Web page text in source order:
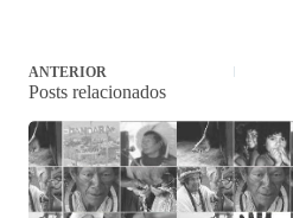
ANTERIOR
Posts relacionados